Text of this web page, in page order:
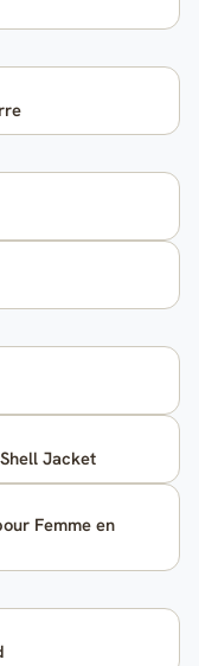
Jacket
Femme en